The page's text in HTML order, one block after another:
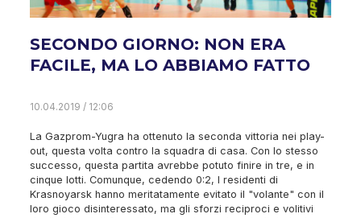
SECONDO GIORNO: NON ERA
FACILE, MA LO ABBIAMO FATTO
10.04.2019 / 12:06
La Gazprom-Yugra ha ottenuto la seconda vittoria nei play-
out, questa volta contro la squadra di casa. Con lo stesso
successo, questa partita avrebbe potuto finire in tre, e in
cinque lotti. Comunque, cedendo 0:2, I residenti di
Krasnoyarsk hanno meritatamente evitato il "volante" con il
loro gioco disinteressato, ma gli sforzi reciproci e volitivi